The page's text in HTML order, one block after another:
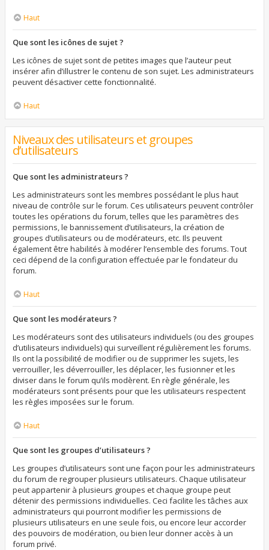
Haut
Que sont les icônes de sujet ?
Les icônes de sujet sont de petites images que l’auteur peut
insérer afin d’illustrer le contenu de son sujet. Les administrateurs
peuvent désactiver cette fonctionnalité.
Haut
Niveaux des utilisateurs et groupes
d’utilisateurs
Que sont les administrateurs ?
Les administrateurs sont les membres possédant le plus haut
niveau de contrôle sur le forum. Ces utilisateurs peuvent contrôler
toutes les opérations du forum, telles que les paramètres des
permissions, le bannissement d’utilisateurs, la création de
groupes d’utilisateurs ou de modérateurs, etc. Ils peuvent
également être habilités à modérer l’ensemble des forums. Tout
ceci dépend de la configuration effectuée par le fondateur du
forum.
Haut
Que sont les modérateurs ?
Les modérateurs sont des utilisateurs individuels (ou des groupes
d’utilisateurs individuels) qui surveillent régulièrement les forums.
Ils ont la possibilité de modifier ou de supprimer les sujets, les
verrouiller, les déverrouiller, les déplacer, les fusionner et les
diviser dans le forum qu’ils modèrent. En règle générale, les
modérateurs sont présents pour que les utilisateurs respectent
les règles imposées sur le forum.
Haut
Que sont les groupes d’utilisateurs ?
Les groupes d’utilisateurs sont une façon pour les administrateurs
du forum de regrouper plusieurs utilisateurs. Chaque utilisateur
peut appartenir à plusieurs groupes et chaque groupe peut
détenir des permissions individuelles. Ceci facilite les tâches aux
administrateurs qui pourront modifier les permissions de
plusieurs utilisateurs en une seule fois, ou encore leur accorder
des pouvoirs de modération, ou bien leur donner accès à un
forum privé.